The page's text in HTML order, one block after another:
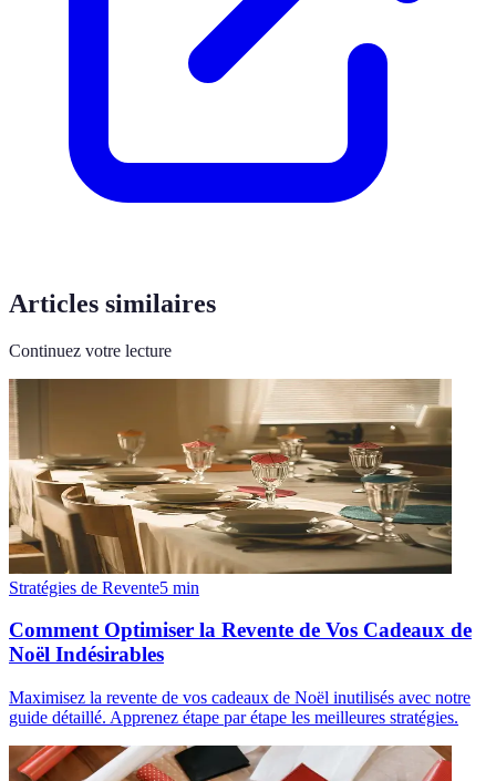
Articles similaires
Continuez votre lecture
Stratégies de Revente5 min
Comment Optimiser la Revente de Vos Cadeaux de
Noël Indésirables
Maximisez la revente de vos cadeaux de Noël inutilisés avec notre
guide détaillé. Apprenez étape par étape les meilleures stratégies.